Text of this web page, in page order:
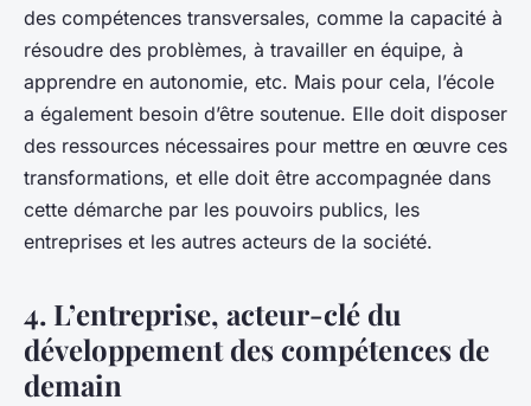
des compétences transversales, comme la capacité à
résoudre des problèmes, à travailler en équipe, à
apprendre en autonomie, etc. Mais pour cela, l’école
a également besoin d’être soutenue. Elle doit disposer
des ressources nécessaires pour mettre en œuvre ces
transformations, et elle doit être accompagnée dans
cette démarche par les pouvoirs publics, les
entreprises et les autres acteurs de la société.
4. L’entreprise, acteur-clé du
développement des compétences de
demain